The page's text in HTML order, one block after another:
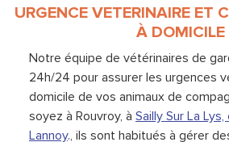
URGENCE VETERINAIRE ET
À DOMICILE
Notre équipe de vétérinaires de
24h/24 pour assurer les urgences
domicile de vos animaux de
soyez à Rouvroy, à Sailly Sur La Lys,
Lannoy., ils sont habitués à gérer